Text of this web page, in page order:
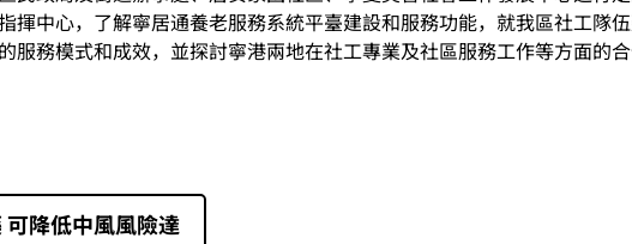
揮中心，了解寧居通養老服務系統平臺建設和服務功能，就我區社工隊
務模式和成效，並探討寧港兩地在社工專業及社區服務工作等方面的合
降低中風風險達